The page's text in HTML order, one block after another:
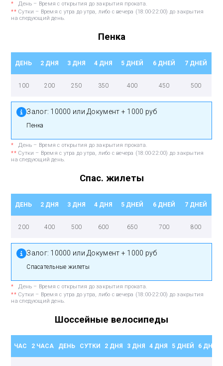
* День – Время с открытия до закрытия проката.
**Сутки – Время с утра до утра, либо с вечера (18:00-22:00) до закрытия
на следующий день.
Пенка
ДЕНЬ 2 ДНЯ 3 ДНЯ 4 ДНЯ 5 ДНЕЙ 6 ДНЕЙ 7 ДНЕЙ
100 200 250 350 400 450 500
Залог: 10000 или Документ + 1000 руб
Пенка
* День – Время с открытия до закрытия проката.
**Сутки – Время с утра до утра, либо с вечера (18:00-22:00) до закрытия
на следующий день.
Спас. жилеты
ДЕНЬ 2 ДНЯ 3 ДНЯ 4 ДНЯ 5 ДНЕЙ 6 ДНЕЙ 7 ДНЕЙ
200 400 500 600 650 700 800
Залог: 10000 или Документ + 1000 руб
Спасательные жилеты
* День – Время с открытия до закрытия проката.
**Сутки – Время с утра до утра, либо с вечера (18:00-22:00) до закрытия
на следующий день.
Шоссейные велосипеды
ЧАС 2 ЧАСА ДЕНЬ СУТКИ 2 ДНЯ 3 ДНЯ 4 ДНЯ 5 ДНЕЙ 6 ДНЕЙ